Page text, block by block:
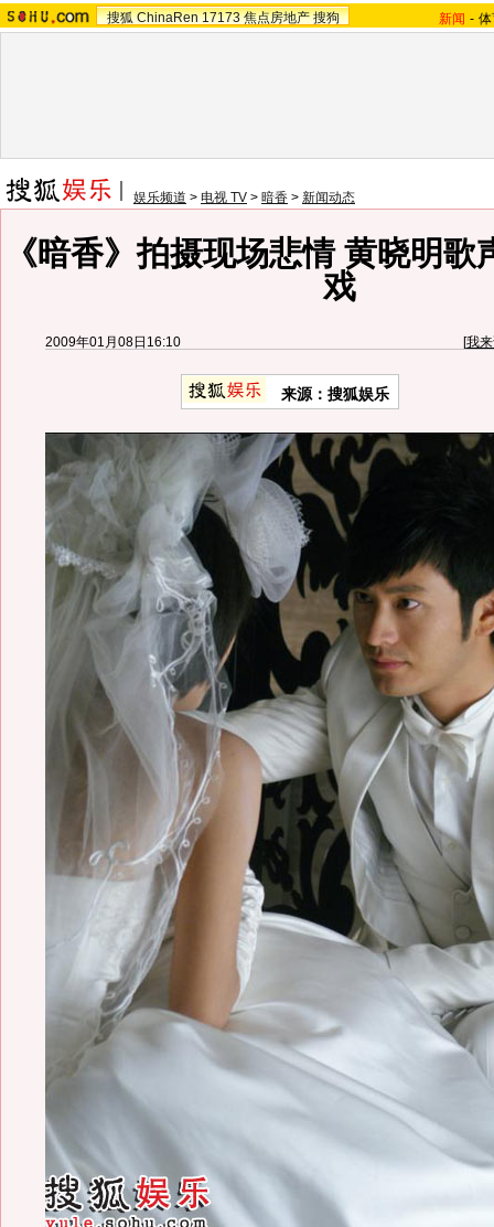
搜狐 ChinaRen 17173 焦点房地产 搜狗 新闻 -
娱乐频道 > 电视 TV > 暗香 > 新闻动态
《暗香》拍摄现场悲情 黄晓明歌
戏
2009年01月08日16:10 [我
来源： 搜狐娱乐